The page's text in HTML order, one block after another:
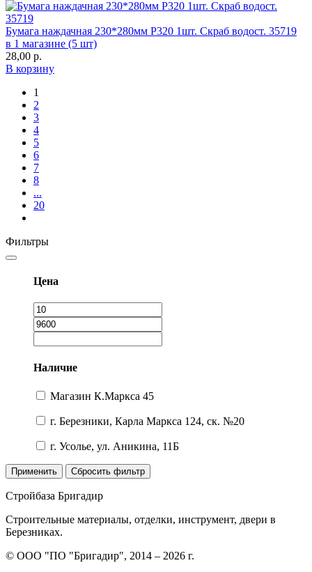
Бумага наждачная 230*280мм Р320 1шт. Скраб водост. 35719
в 1 магазине (5 шт)
28,00 р.
В корзину
1
2
3
4
5
6
7
8
...
20
Фильтры
Цена
Наличие
Магазин К.Маркса 45
г. Березники, Карла Маркса 124, ск. №20
г. Усолье, ул. Аникина, 11Б
Применить Сбросить фильтр
Стройбаза Бригадир
Строительные материалы, отделки, инструмент, двери в
Березниках.
© ООО "ПО "Бригадир", 2014 – 2026 г.